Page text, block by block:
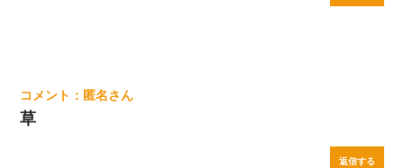
匿名
草
返信する